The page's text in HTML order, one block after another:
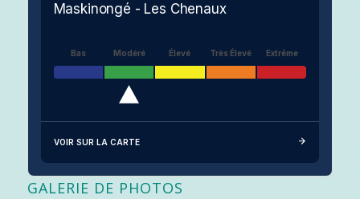
Maskinongé - Les Chenaux
Bas Modéré Élevé Très Élevé Extrême
VOIR SUR LA CARTE
GALERIE DE PHOTOS